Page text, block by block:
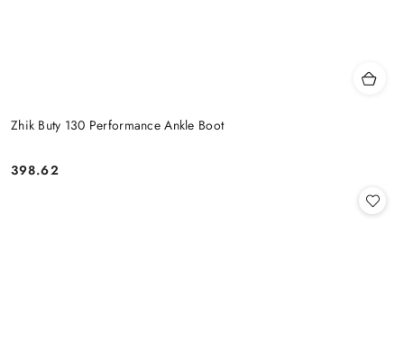
Zhik Buty 130 Performance Ankle Boot
Cena:
398.62